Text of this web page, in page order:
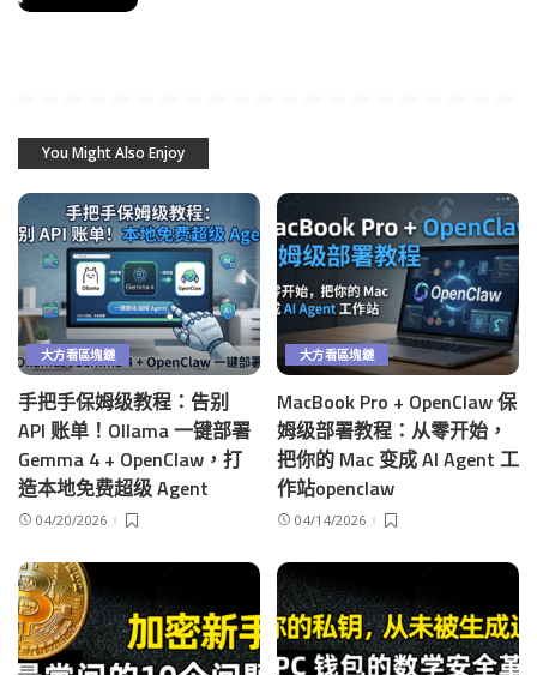
You Might Also Enjoy
大方看區塊鏈
手把手保姆级教程：告别
API 账单！Ollama 一键部署
Gemma 4 + OpenClaw，打
造本地免费超级 Agent
04/20/2026
大方看區塊鏈
MacBook Pro + OpenClaw 保
姆级部署教程：从零开始，
把你的 Mac 变成 AI Agent 工
作站openclaw
04/14/2026